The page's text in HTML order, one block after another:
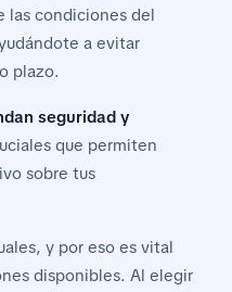
las condiciones del
a evitar
plazo.
seguridad y
que permiten
sobre tus
y por eso es vital
disponibles. Al elegir